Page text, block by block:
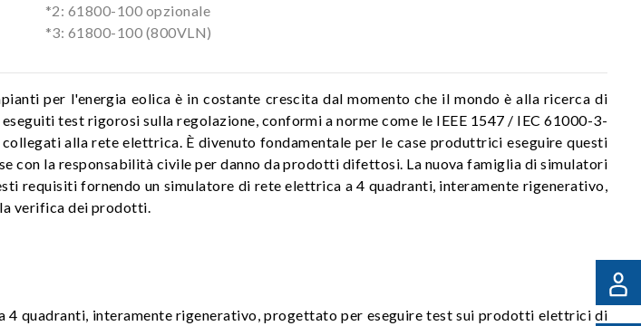
*2: 61800-100 opzionale
*3: 61800-100 (800VLN)
per l'energia eolica è in costante crescita dal momento che il mondo è alla ricerca di
test rigorosi sulla regolazione, conformi a norme come le IEEE 1547 / IEC 61000-3-
alla rete elettrica. È divenuto fondamentale per le case produttrici eseguire questi
con la responsabilità civile per danno da prodotti difettosi. La nuova famiglia di simulatori
requisiti fornendo un simulatore di rete elettrica a 4 quadranti, interamente rigenerativo,
verifica dei prodotti.
quadranti, interamente rigenerativo, progettato per eseguire test sui prodotti elettrici di